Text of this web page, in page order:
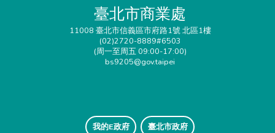
臺北市商業處
11008 臺北市信義區市府路1號 北區1樓
(02)2720-8889#6503
(周一至周五 09:00-17:00)
bs9205@gov.taipei
我的E政府 臺北市政府